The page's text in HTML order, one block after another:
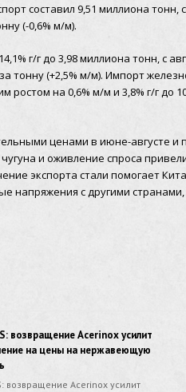
составил 9,51 миллиона
(-0,6% м/м).
г/г до 3,98 миллиона тонн, с
тонну (+2,5% м/м). Импорт
ростом на 0,6% м/м и 3,8% г/г
ценами в июне-августе и
и оживление спроса
экспорта стали помогает
напряжения с другими
возвращение Acerinox усилит
на цены на нержавеющую
возвращение Acerinox усилит